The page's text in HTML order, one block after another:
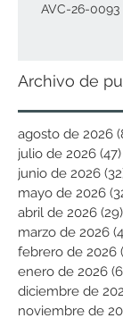
AVC-26-0093
Archivo de
agosto de 2026
julio de 2026 (47)
junio de 2026
mayo de 2026
abril de 2026 (29)
marzo de 2026
febrero de 2026
enero de 2026
diciembre de
noviembre de